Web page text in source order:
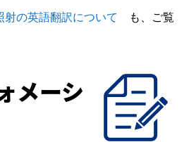
射の英語翻訳について
も、ご覧
メーシ